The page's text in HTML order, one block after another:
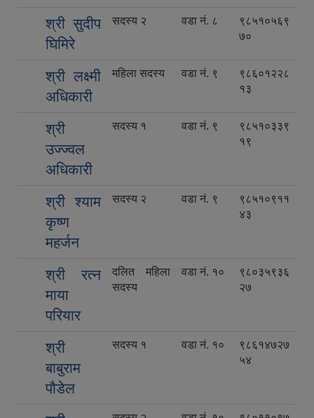
श्री सुदीप
घिमिरे
सदस्य २ वडा नं. ८
९८५१०५६९
७०
श्री लक्ष्मी
अधिकारी
महिला सदस्य वडा नं. ९
९८६०१२२८
१३
श्री
उज्ज्वल
अधिकारी
सदस्य १ वडा नं. ९
९८५१०३३९
१९
श्री श्याम
कृष्ण
महर्जन
सदस्य २ वडा नं. ९
९८५१०९११
४३
श्री रत्न
माया
परियार
दलित महिला
सदस्य
वडा नं. १०
९८०३५९३६
२७
श्री
बाबुराम
पौडेल
सदस्य १ वडा नं. १०
९८६१४७२७
५४